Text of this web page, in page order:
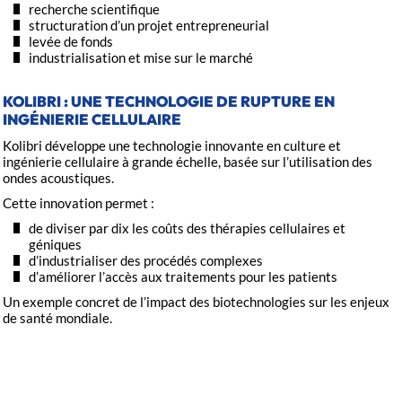
recherche scientifique
structuration d’un projet entrepreneurial
levée de fonds
industrialisation et mise sur le marché
KOLIBRI : UNE TECHNOLOGIE DE RUPTURE EN
INGÉNIERIE CELLULAIRE
Kolibri développe une technologie innovante en culture et
ingénierie cellulaire à grande échelle, basée sur l’utilisation des
ondes acoustiques.
Cette innovation permet :
de diviser par dix les coûts des thérapies cellulaires et
géniques
d’industrialiser des procédés complexes
d’améliorer l’accès aux traitements pour les patients
Un exemple concret de l’impact des biotechnologies sur les enjeux
de santé mondiale.